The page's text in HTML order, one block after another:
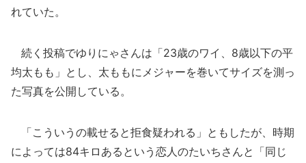
れていた。
続く投稿でゆりにゃさんは「23歳のワイ、8歳以下の平
均太もも」とし、太ももにメジャーを巻いてサイズを測っ
た写真を公開している。
「こういうの載せると拒食疑われる」ともしたが、時期
によっては84キロあるという恋人のたいちさんと「同じ